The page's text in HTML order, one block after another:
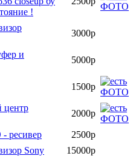
!
3000р
и
5000р
1500р
центр
2000р
ресивер 2500р
Sony 15000р